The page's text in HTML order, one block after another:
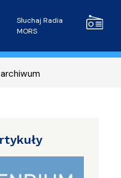
Radio
Słuchaj Radia
MORS
archiwum